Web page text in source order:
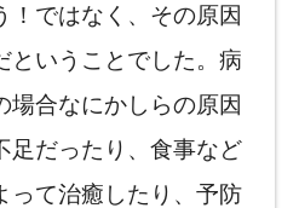
！ではなく、その原因
ということでした。病
場合なにかしらの原因
足だったり、食事など
って治癒したり、予防